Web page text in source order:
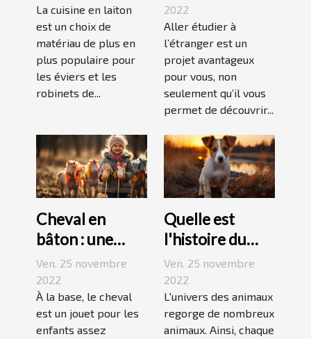
La cuisine en laiton
est un choix de
matériau de plus en
plus populaire pour
les éviers et les
robinets de...
2022
Aller étudier à
l’étranger est un
projet avantageux
pour vous, non
seulement qu’il vous
permet de découvrir...
Cheval en
bâton : une
bonne
découverte
pour enfant
Ven. 25 novembre
2022
À la base, le cheval
est un jouet pour les
enfants assez
Quelle est
l'histoire du
Jack Russell
terrier ?
Ven. 25 novembre
2022
L'univers des animaux
regorge de nombreux
animaux. Ainsi, chaque